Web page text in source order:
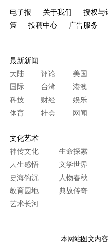
电子报 关于我们 授权与
策
投稿中心 广告服务
最新新闻
大陆
评论
美国
国际
台湾
港澳
科技
财经
娱乐
体育
社会 网闻
文化艺术
神传文化
生命探索
人生感悟
文学世界
史海钩沉
人物春秋
教育园地
典故传奇
艺术长河
本网站图文内